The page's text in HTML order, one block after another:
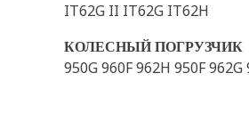
IT62G II IT62G IT62H
КОЛЕСНЫЙ ПОГРУЗЧИК
950G 960F 962H 950F